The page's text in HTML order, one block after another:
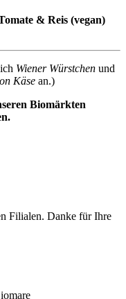
& Reis (vegan)
Wiener Würstchen und
Käse an.)
Biomärkten
Filialen. Danke für Ihre